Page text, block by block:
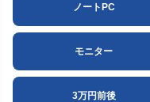
ノートPC
モニター
3万円前後